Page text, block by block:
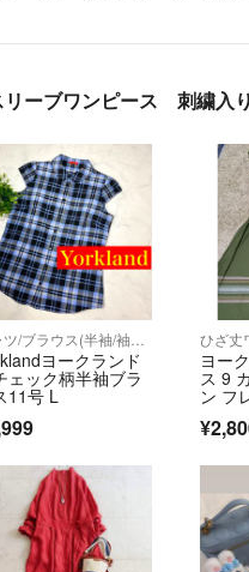
ーブワンピース 刺繍入
ヨークランド
ェック柄半袖ブラ
11号 L
ひざ丈
ヨー
ス 9
ン フ